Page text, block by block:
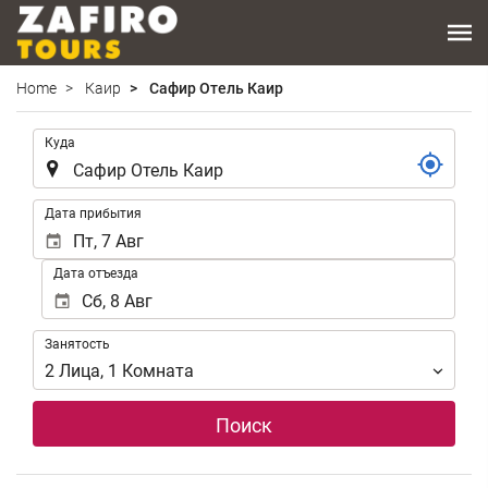
Home Каир Сафир Отель Каир
Куда
Дата прибытия
Дата отъезда
Занятость
Занятость
2 Лица, 1 Комната
Поиск